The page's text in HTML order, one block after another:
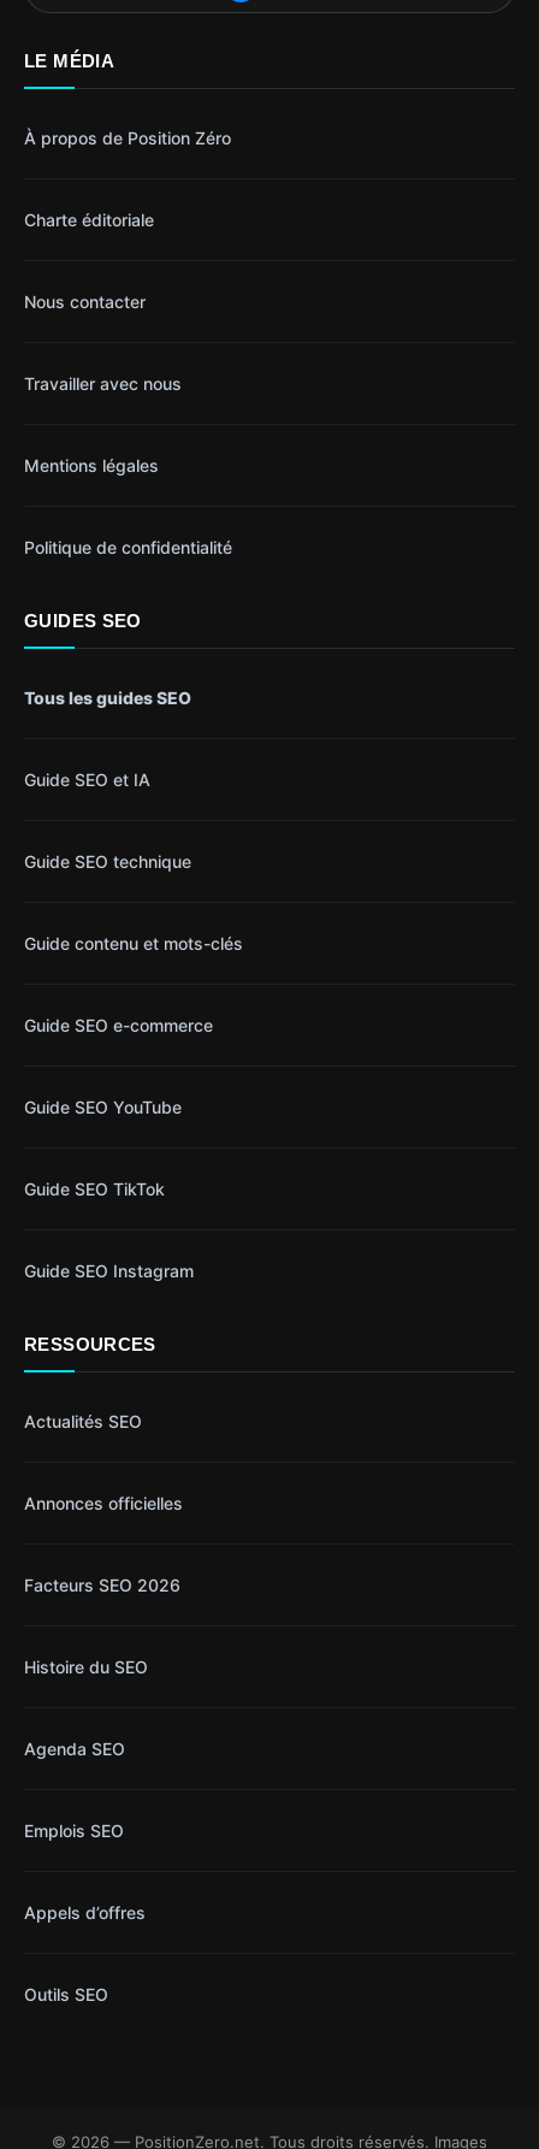
LE MÉDIA
À propos de Position Zéro
Charte éditoriale
Nous contacter
Travailler avec nous
Mentions légales
Politique de confidentialité
GUIDES SEO
Tous les guides SEO
Guide SEO et IA
Guide SEO technique
Guide contenu et mots-clés
Guide SEO e-commerce
Guide SEO YouTube
Guide SEO TikTok
Guide SEO Instagram
RESSOURCES
Actualités SEO
Annonces officielles
Facteurs SEO 2026
Histoire du SEO
Agenda SEO
Emplois SEO
Appels d’offres
Outils SEO
© 2026 — PositionZero.net. Tous droits réservés. Images